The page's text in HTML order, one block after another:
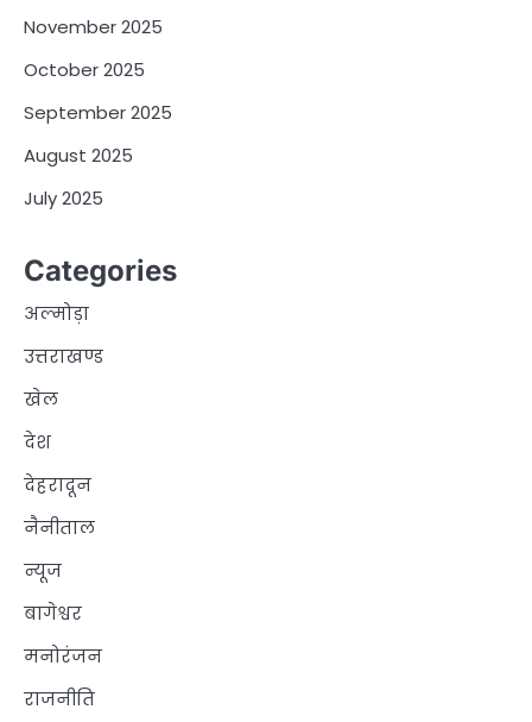
November 2025
October 2025
September 2025
August 2025
July 2025
Categories
अल्मोड़ा
उत्तराखण्ड
खेल
देश
देहरादून
नैनीताल
न्यूज
बागेश्वर
मनोरंजन
राजनीति